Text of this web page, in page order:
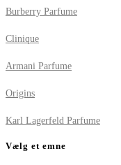
Burberry Parfume
Clinique
Armani Parfume
Origins
Karl Lagerfeld Parfume
Vælg et emne